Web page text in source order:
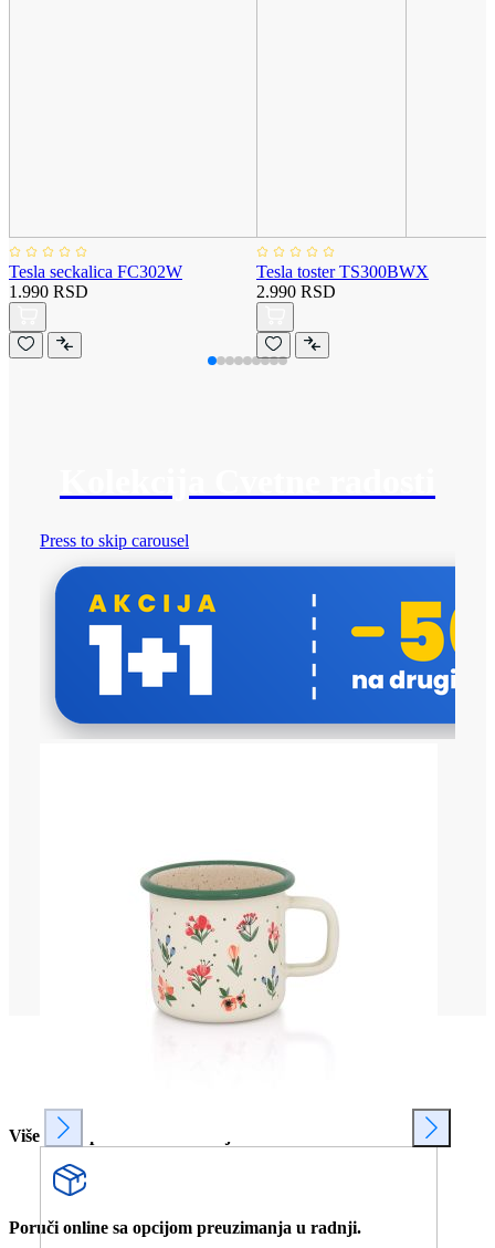
Tesla seckalica FC302W
1.990 RSD
Tesla toster TS300BWX
2.990 RSD
Press to skip carousel
Više od 80 prodavnica u Srbiji.
Poruči online sa opcijom preuzimanja u radnji.